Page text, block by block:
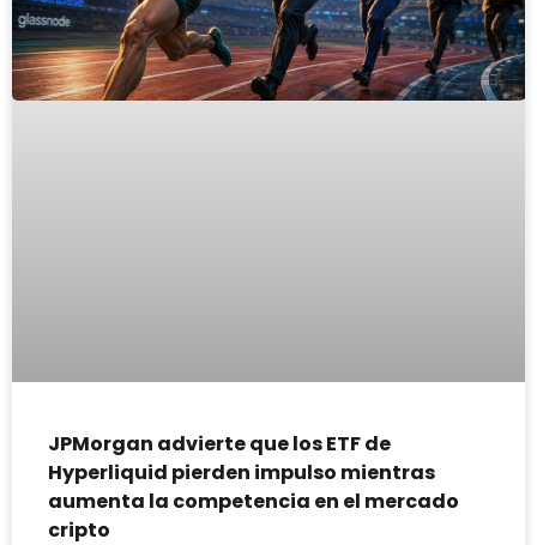
JPMorgan advierte que los ETF de
Hyperliquid pierden impulso mientras
aumenta la competencia en el mercado
cripto